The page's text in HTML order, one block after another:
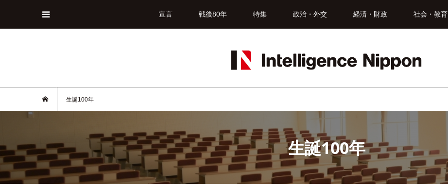
宣言 戦後80年 特集 政治・外交 経済・財政 社会・教育
生誕100年
生誕100年